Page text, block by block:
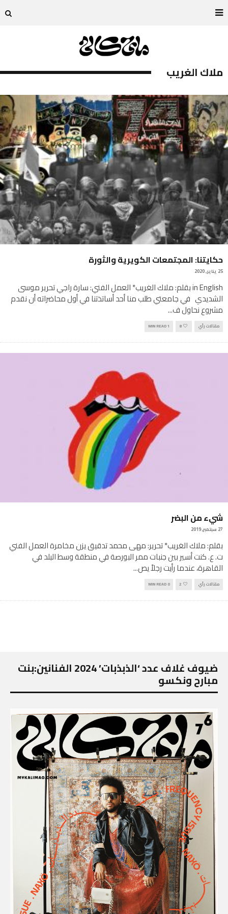
ملاك الغريب
حكايتنا: المجتمعات الكويرية والثورة
25 يناير, 2020
in English بقلم: ملاك الغريب* العمل الفني: سارة راجي تحرير موسى
الشديدي في جامعتي طلب منا أحد أساتذتنا في أول محاضراته أن نقدم
مشروع نحاول ف...
مقالات رأي 8
1 MIN READ
شيء من البضر
27 سبتمبر, 2019
بقلم: ملاك الغريب* تحرير: مهى محمد تدقيق يزن مخامرة العمل الفني
ت. ع. كنت أسير بين جنبات ممر البورصة في منطقة وسط البلد في
القاهرة، عندما رأيت رجلاً يص...
مقالات رأي 2
0 MIN READ
ضيوف غلاف عدد ‘الذبذبات’ 2024 الفنانين:بنت
مبارح ونكسو